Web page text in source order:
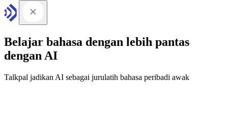
Belajar bahasa dengan lebih pantas
dengan AI
Talkpal jadikan AI sebagai jurulatih bahasa peribadi awak